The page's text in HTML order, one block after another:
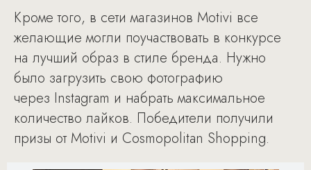
Кроме того, в сети магазинов Motivi все
желающие могли поучаствовать в конкурсе
на лучший образ в стиле бренда. Нужно
было загрузить свою фотографию
через Instagram и набрать максимальное
количество лайков. Победители получили
призы от Motivi и Cosmopolitan Shopping.